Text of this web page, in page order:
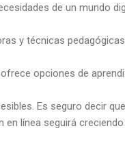
de un mundo
y técnicas
opciones de
Es seguro decir
en línea seguirá